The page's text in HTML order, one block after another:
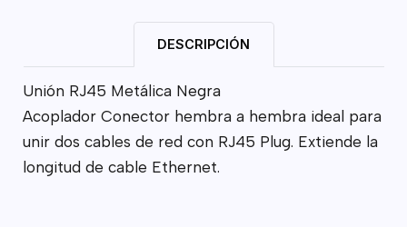
DESCRIPCIÓN
Unión RJ45 Metálica Negra
Acoplador Conector hembra a hembra ideal para
unir dos cables de red con RJ45 Plug. Extiende la
longitud de cable Ethernet.